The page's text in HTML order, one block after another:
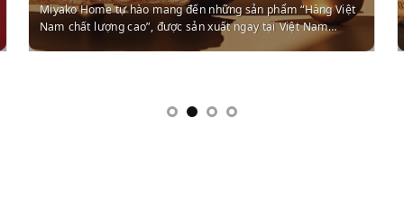
Miyako Home tự hào mang đến những sản phẩm “Hàng Việt
Nam chất lượng cao”, được sản xuất ngay tại Việt Nam…